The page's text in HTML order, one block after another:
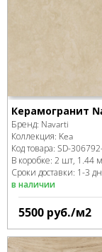
Керамогранит
Бренд: Navarti
Коллекция: Kea
Код товара: SD-306792
В коробке: 2 шт, 1.44 м
Сроки доставки: 1-3
в наличии
5500 руб./м2